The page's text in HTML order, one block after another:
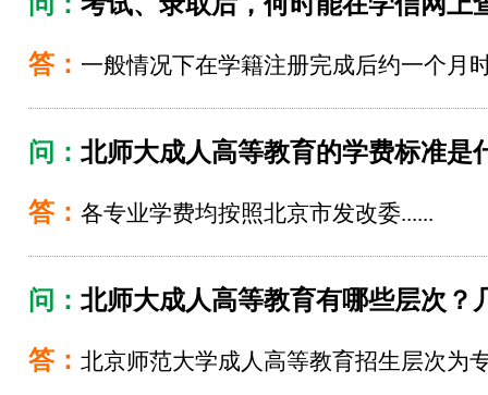
答： 一般情况下在学籍注册完成后约一个月
问： 北师大成人高等教育的学费标准是
答： 各专业学费均按照北京市发改委......
问： 北师大成人高等教育有哪些层次？
答： 北京师范大学成人高等教育招生层次为